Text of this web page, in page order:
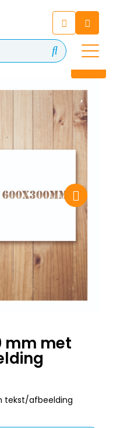
chatbot
mm met
tekst/afbeelding